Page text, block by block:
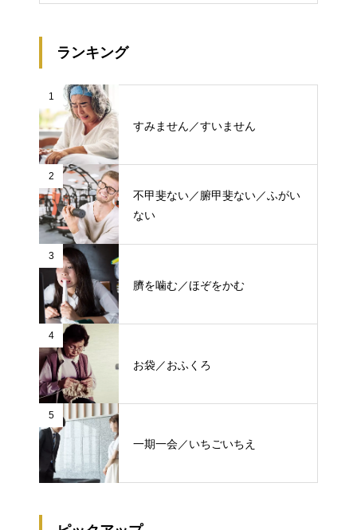
ランキング
1
すみません／すいません
2
不甲斐ない／腑甲斐ない／ふがい
ない
3
臍を噛む／ほぞをかむ
4
お袋／おふくろ
5
一期一会／いちごいちえ